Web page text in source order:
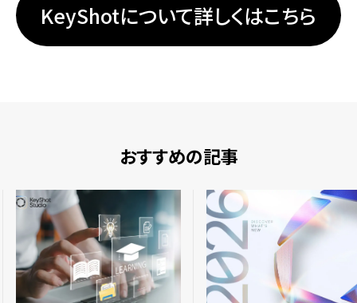
KeyShotについて詳しくはこちら
おすすめの記事